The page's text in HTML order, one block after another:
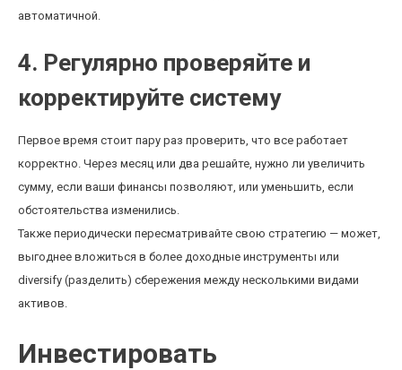
автоматичной.
4. Регулярно проверяйте и
корректируйте систему
Первое время стоит пару раз проверить, что все работает
корректно. Через месяц или два решайте, нужно ли увеличить
сумму, если ваши финансы позволяют, или уменьшить, если
обстоятельства изменились.
Также периодически пересматривайте свою стратегию — может,
выгоднее вложиться в более доходные инструменты или
diversify (разделить) сбережения между несколькими видами
активов.
Инвестировать